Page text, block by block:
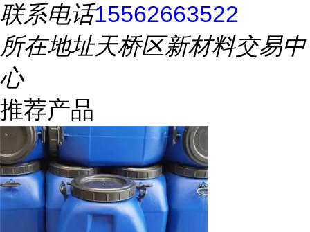
联系电话15562663522
所在地址天桥区新材料交易中
心
推荐产品